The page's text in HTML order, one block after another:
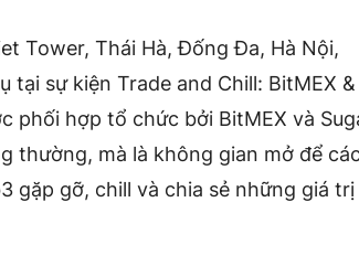
Tower, Thái Hà, Đống Đa, Hà Nội,
sự kiện Trade and Chill: BitMEX &
phối hợp tổ chức bởi BitMEX và
thường, mà là không gian mở để các
gặp gỡ, chill và chia sẻ những giá trị